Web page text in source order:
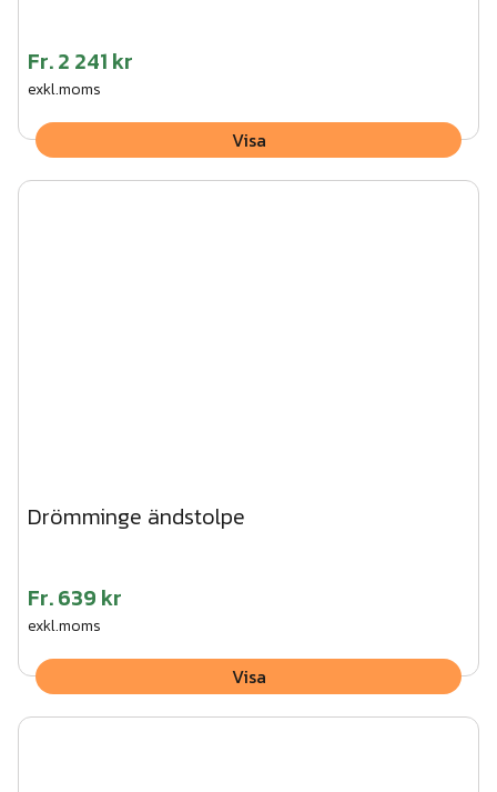
Fr.2 241 kr
exkl.moms
Visa
Drömminge ändstolpe
Fr.639 kr
exkl.moms
Visa